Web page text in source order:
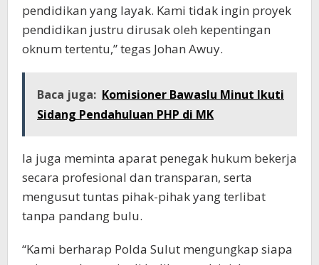
pendidikan yang layak. Kami tidak ingin proyek
pendidikan justru dirusak oleh kepentingan
oknum tertentu,” tegas Johan Awuy.
Baca juga: Komisioner Bawaslu Minut Ikuti
Sidang Pendahuluan PHP di MK
Ia juga meminta aparat penegak hukum bekerja
secara profesional dan transparan, serta
mengusut tuntas pihak-pihak yang terlibat
tanpa pandang bulu.
“Kami berharap Polda Sulut mengungkap siapa